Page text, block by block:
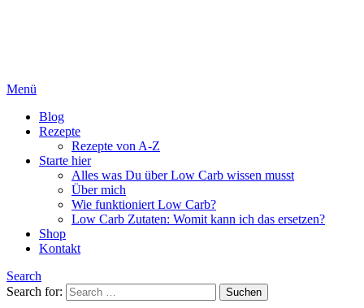
Menü
Blog
Rezepte
Rezepte von A-Z
Starte hier
Alles was Du über Low Carb wissen musst
Über mich
Wie funktioniert Low Carb?
Low Carb Zutaten: Womit kann ich das ersetzen?
Shop
Kontakt
Search
Search for:
Suchen